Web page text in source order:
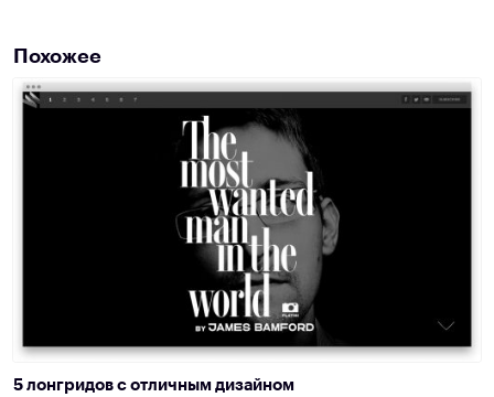
Похожее
5 лонгридов с отличным дизайном